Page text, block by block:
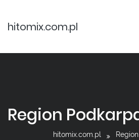
hitomix.com.pl
Region
hitomix.com.pl